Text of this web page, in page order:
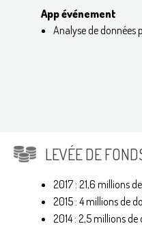
App événement
Analyse de données
LEVÉE DE
2017 : 21,6 millions
2015 : 4 millions de
2014 : 2,5 millions de